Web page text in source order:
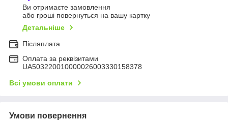
Ви отримаєте замовлення
або гроші повернуться на вашу картку
Детальніше
Післяплата
Оплата за реквізитами
UA503220010000026003330158378
Всі умови оплати
Умови повернення